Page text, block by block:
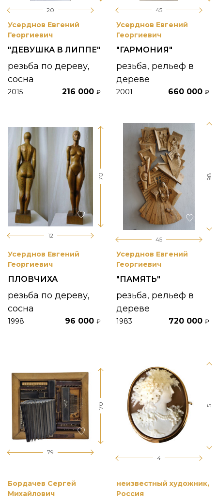
20
Усерднов Евгений
Георгиевич
"ДЕВУШКА В ЛИППЕ"
резьба по дереву,
сосна
2015 216 000 ₽
45
Усерднов Евгений
Георгиевич
"ГАРМОНИЯ"
резьба, рельеф в
дереве
2001 660 000 ₽
12
70
Усерднов Евгений
Георгиевич
ПЛОВЧИХА
резьба по дереву,
сосна
1998 96 000 ₽
45
98
Усерднов Евгений
Георгиевич
"ПАМЯТЬ"
резьба, рельеф в
дереве
1983 720 000 ₽
79
70
Бордачев Сергей
Михайлович
4
5
неизвестный художник,
Россия